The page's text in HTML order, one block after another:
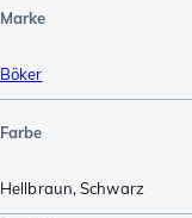
Marke
Böker
Farbe
Hellbraun,Schwarz